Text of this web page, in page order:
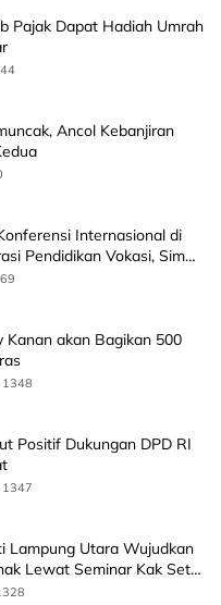
Pajak Dapat Hadiah Umrah
Ancol Kebanjiran
Internasional di
Pendidikan Vokasi, Simak
Kanan akan Bagikan 500
1348
Positif Dukungan DPD RI
1347
Lampung Utara Wujudkan
Lewat Seminar Kak Seto,